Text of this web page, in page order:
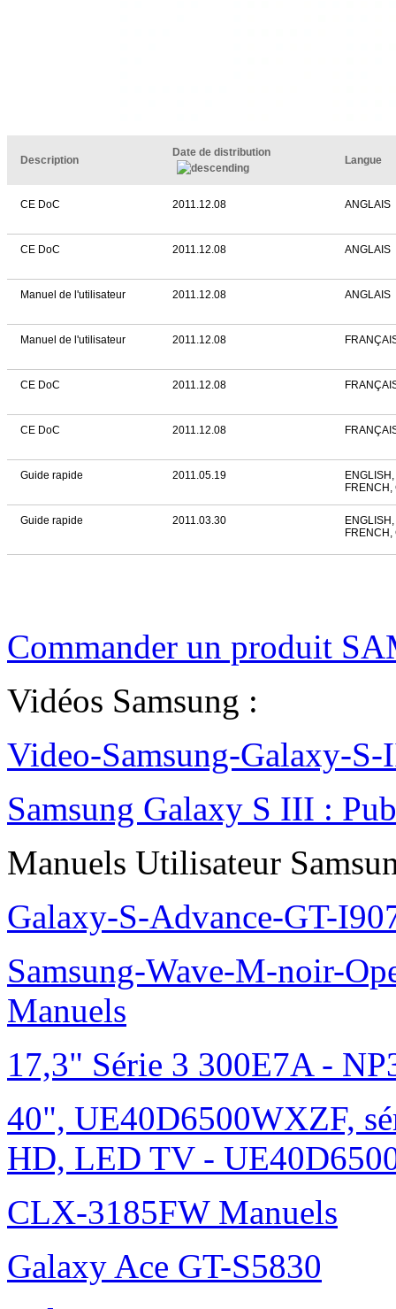
Description
Date de distribution
Langue
CE DoC 2011.12.08 ANGLAIS
CE DoC 2011.12.08 ANGLAIS
Manuel de l'utilisateur 2011.12.08 ANGLAIS
Manuel de l'utilisateur 2011.12.08
CE DoC 2011.12.08
CE DoC 2011.12.08
Guide rapide 2011.05.19
FRENCH,
Guide rapide 2011.03.30
FRENCH,
Commander un produit
Vidéos Samsung :
Video-Samsung-Galaxy-
Samsung Galaxy S III :
Manuels Utilisateur
Galaxy-S-Advance-GT-
Samsung-Wave-M-noir-
Manuels
17,3" Série 3 300E7A -
40", UE40D6500WXZF,
HD, LED TV -
CLX-3185FW Manuels
Galaxy Ace GT-S5830